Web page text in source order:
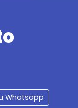
Whatsapp